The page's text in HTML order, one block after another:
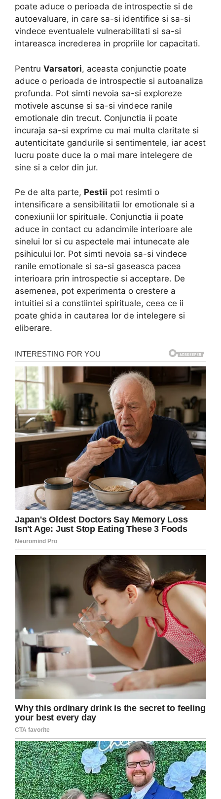
poate aduce o perioada de introspectie si de
autoevaluare, in care sa-si identifice si sa-si
vindece eventualele vulnerabilitati si sa-si
intareasca increderea in propriile lor capacitati.
Pentru Varsatori, aceasta conjunctie poate
aduce o perioada de introspectie si autoanaliza
profunda. Pot simti nevoia sa-si exploreze
motivele ascunse si sa-si vindece ranile
emotionale din trecut. Conjunctia ii poate
incuraja sa-si exprime cu mai multa claritate si
autenticitate gandurile si sentimentele, iar acest
lucru poate duce la o mai mare intelegere de
sine si a celor din jur.
Pe de alta parte, Pestii pot resimti o
intensificare a sensibilitatii lor emotionale si a
conexiunii lor spirituale. Conjunctia ii poate
aduce in contact cu adancimile interioare ale
sinelui lor si cu aspectele mai intunecate ale
psihicului lor. Pot simti nevoia sa-si vindece
ranile emotionale si sa-si gaseasca pacea
interioara prin introspectie si acceptare. De
asemenea, pot experimenta o crestere a
intuitiei si a constiintei spirituale, ceea ce ii
poate ghida in cautarea lor de intelegere si
eliberare.